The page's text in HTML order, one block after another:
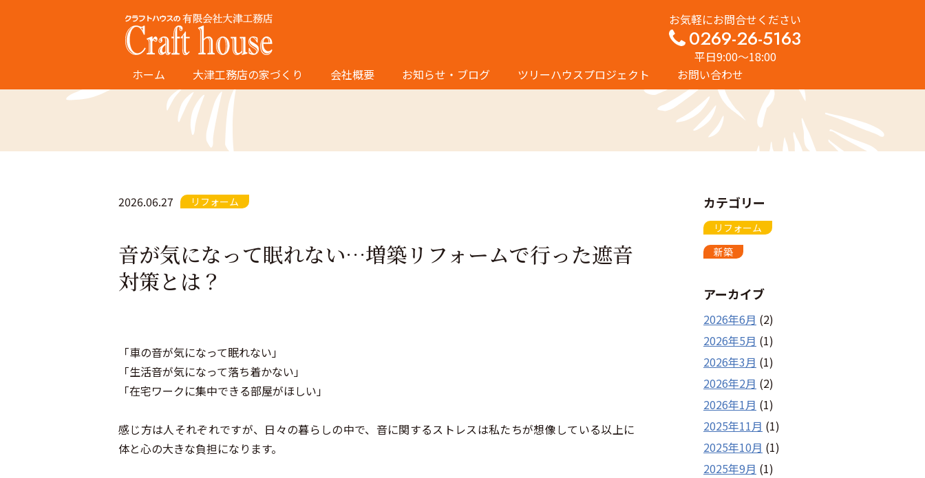
お気軽にお問合せください
0269-26-5163
平日9:00〜18:00
ホーム
大津工務店の家づくり 会社概要 お知らせ・ブログ ツリーハウスプロジェクト お問い合わせ
施工事例
2026.06.27 リフォーム
音が気になって眠れない…増築リフォームで行った遮音
対策とは？
「車の音が気になって眠れない」
「生活音が気になって落ち着かない」
「在宅ワークに集中できる部屋がほしい」
感じ方は人それぞれですが、日々の暮らしの中で、音に関するストレスは私たちが想像している以上に
体と心の大きな負担になります。
カテゴリー
リフォーム
新築
アーカイブ
2026年6月 (2)
2026年5月 (1)
2026年3月 (1)
2026年2月 (2)
2026年1月 (1)
2025年11月 (1)
2025年10月 (1)
2025年9月 (1)